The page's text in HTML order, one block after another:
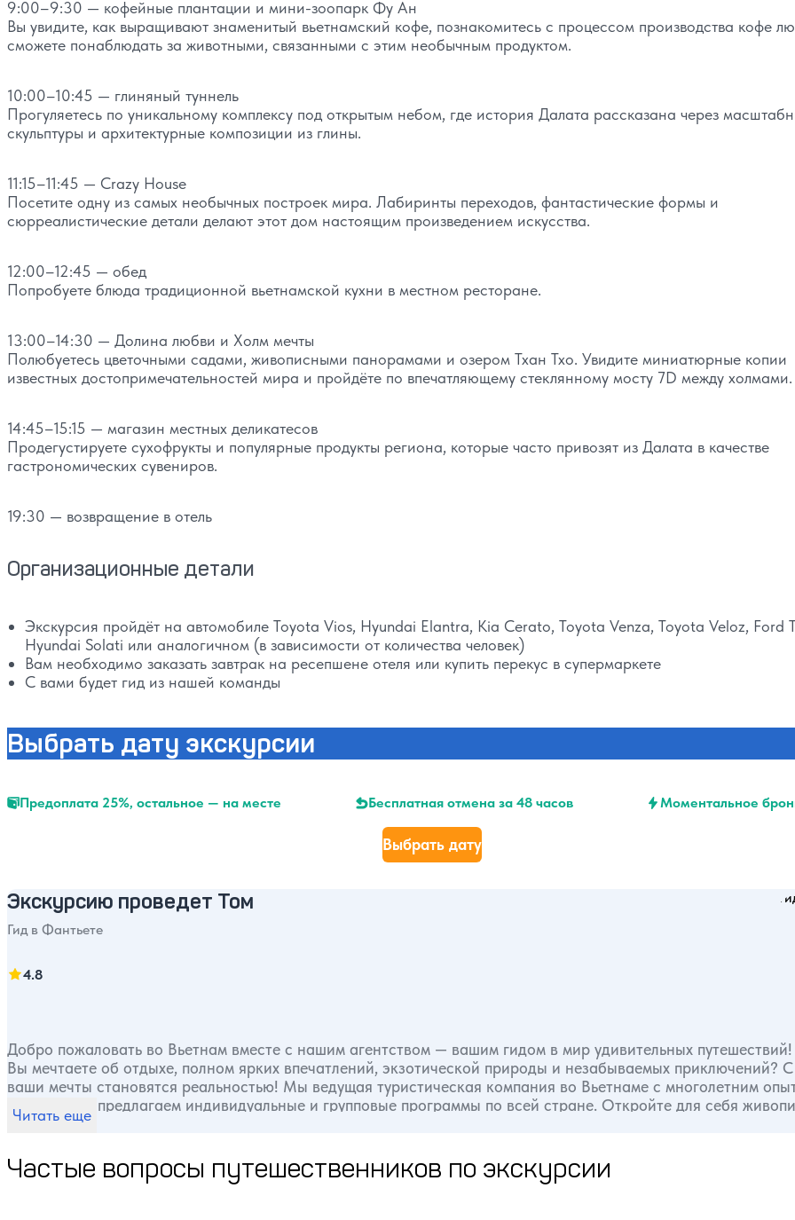
9:00–9:30 — кофейные плантации и мини-зоопарк Фу Ан
Вы увидите, как выращивают знаменитый вьетнамский кофе, познакомитесь с процессом производства кофе
сможете понаблюдать за животными, связанными с этим необычным продуктом.
10:00–10:45 — глиняный туннель
Прогуляетесь по уникальному комплексу под открытым небом, где история Далата рассказана через
скульптуры и архитектурные композиции из глины.
11:15–11:45 — Crazy House
Посетите одну из самых необычных построек мира. Лабиринты переходов, фантастические формы и
сюрреалистические детали делают этот дом настоящим произведением искусства.
12:00–12:45 — обед
Попробуете блюда традиционной вьетнамской кухни в местном ресторане.
13:00–14:30 — Долина любви и Холм мечты
Полюбуетесь цветочными садами, живописными панорамами и озером Тхан Тхо. Увидите миниатюрные копии
известных достопримечательностей мира и пройдёте по впечатляющему стеклянному мосту 7D между холмами.
14:45–15:15 — магазин местных деликатесов
Продегустируете сухофрукты и популярные продукты региона, которые часто привозят из Далата в качестве
гастрономических сувениров.
19:30 — возвращение в отель
Организационные детали
Экскурсия пройдёт на автомобиле Toyota Vios, Hyundai Elantra, Kia Cerato, Toyota Venza, Toyota Veloz, Ford
Hyundai Solati или аналогичном (в зависимости от количества человек)
Вам необходимо заказать завтрак на ресепшене отеля или купить перекус в супермаркете
С вами будет гид из нашей команды
Выбрать дату экскурсии
Предоплата 25%, остальное — на месте Бесплатная отмена за 48 часов Моментальное
Выбрать дату
Экскурсию проведет Том
Гид в Фантьете
4.8
Добро пожаловать во Вьетнам вместе с нашим агентством — вашим гидом в мир удивительных путешествий!
Вы мечтаете об отдыхе, полном ярких впечатлений, экзотической природы и незабываемых приключений?
ваши мечты становятся реальностью! Мы ведущая туристическая компания во Вьетнаме с многолетним опытом
работы. Мы предлагаем индивидуальные и групповые программы по всей стране. Откройте для себя
пляжи Южно-Китайского моря, древние храмы и пагоды, вкуснейшую вьетнамскую кухню, культурные
безопасно и интересно!
Читать еще
Частые вопросы путешественников по экскурсии